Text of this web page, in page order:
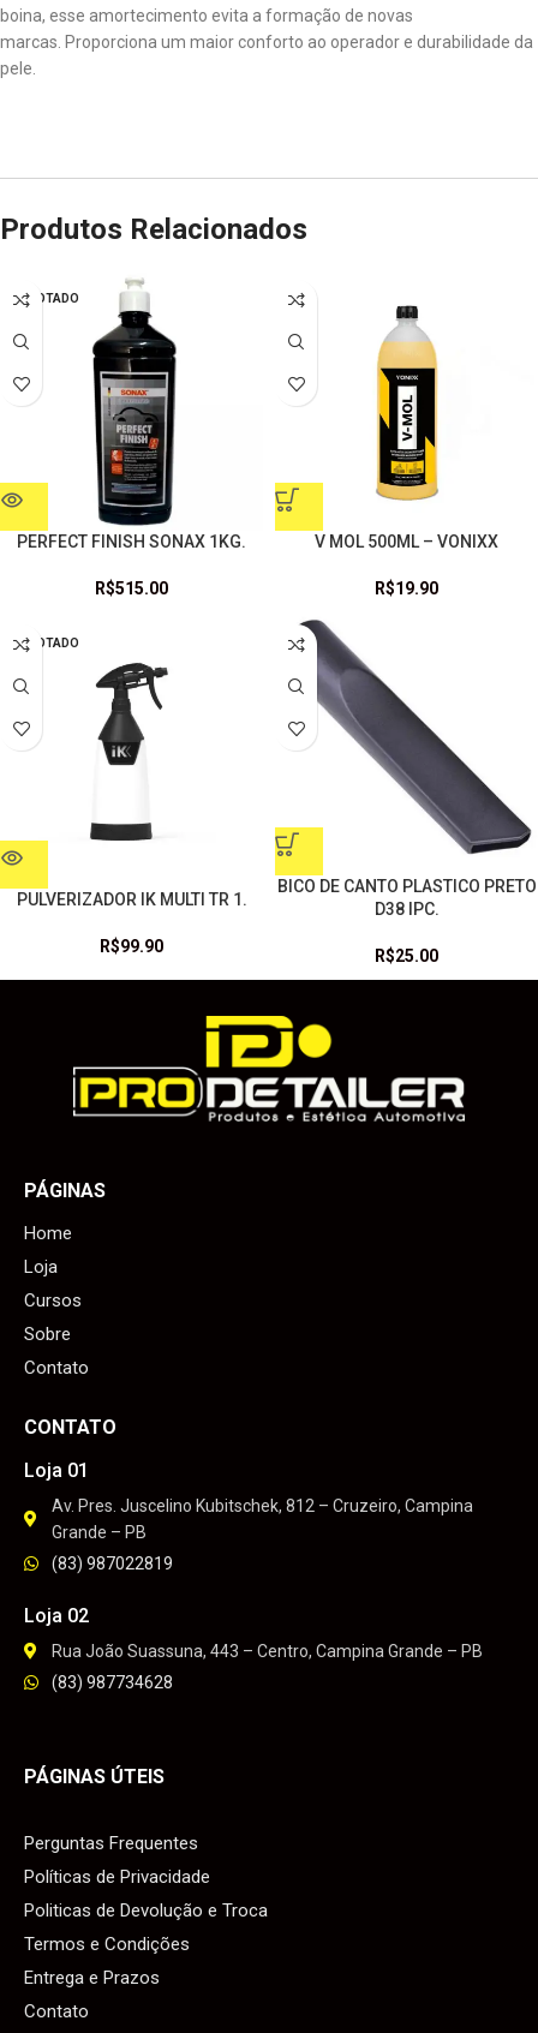
boina, esse amortecimento evita a formação de novas
marcas. Proporciona um maior conforto ao operador e durabilidade da
pele.
Produtos Relacionados
ESGOTADO
PERFECT FINISH SONAX 1KG.
R$515.00
V MOL 500ML – VONIXX
R$19.90
ESGOTADO
PULVERIZADOR IK MULTI TR 1.
R$99.90
BICO DE CANTO PLASTICO PRETO
D38 IPC.
R$25.00
PÁGINAS
Home
Loja
Cursos
Sobre
Contato
CONTATO
Loja 01
Av. Pres. Juscelino Kubitschek, 812 – Cruzeiro, Campina
Grande – PB
(83) 987022819
Loja 02
Rua João Suassuna, 443 – Centro, Campina Grande – PB
(83) 987734628
PÁGINAS ÚTEIS
Perguntas Frequentes
Políticas de Privacidade
Politicas de Devolução e Troca
Termos e Condições
Entrega e Prazos
Contato